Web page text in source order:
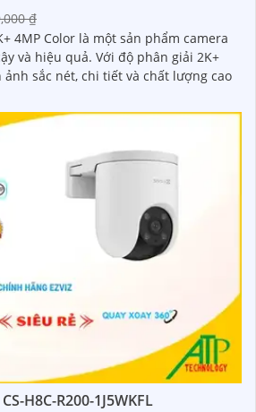
₫
4MP Color là một sản phẩm camera
Với độ phân giải 2K+
ảnh sắc nét, chi tiết và chất lượng cao
H8C-R200-1J5WKFL